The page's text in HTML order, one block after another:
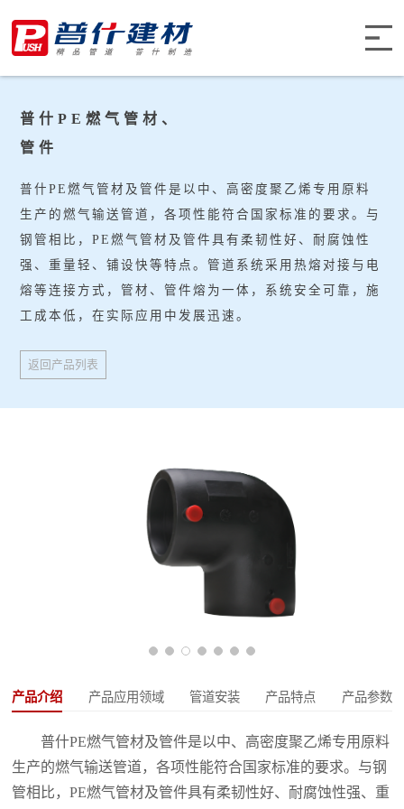
普什PE燃气管材、
管件
普什PE燃气管材及管件是以中、高密度聚乙烯专用原料
生产的燃气输送管道，各项性能符合国家标准的要求。与
钢管相比，PE燃气管材及管件具有柔韧性好、耐腐蚀性
强、重量轻、铺设快等特点。管道系统采用热熔对接与电
熔等连接方式，管材、管件熔为一体，系统安全可靠，施
工成本低，在实际应用中发展迅速。
返回产品列表
产品介绍 产品应用领域 管道安装 产品特点 产品参数
普什PE燃气管材及管件是以中、高密度聚乙烯专用原料
生产的燃气输送管道，各项性能符合国家标准的要求。与钢
管相比，PE燃气管材及管件具有柔韧性好、耐腐蚀性强、重